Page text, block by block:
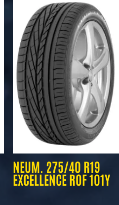
NEUM. 275/40 R19
EXCELLENCE ROF 101Y